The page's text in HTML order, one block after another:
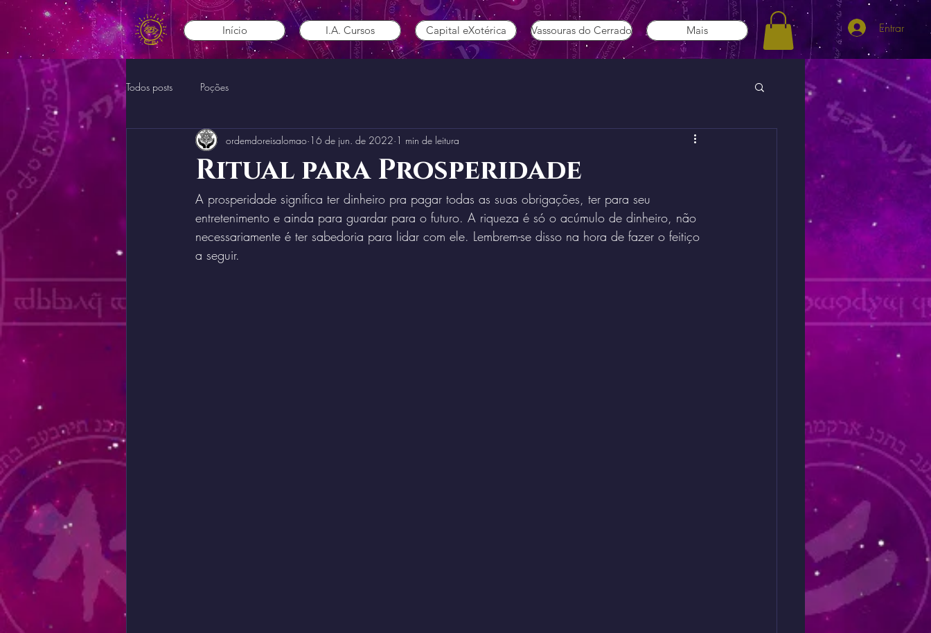
Entrar
Início I.A. Cursos Capital eXotérica Vassouras do Cerrado Mais
Todos posts Poções
Ritual para Prosperidade
ordemdoreisalomao 16 de jun. de 2022 1 min de leitura
A prosperidade significa ter dinheiro pra pagar todas as suas obrigações, ter para seu
entretenimento e ainda para guardar para o futuro. A riqueza é só o acúmulo de dinheiro, não
necessariamente é ter sabedoria para lidar com ele. Lembrem-se disso na hora de fazer o feitiço
a seguir.